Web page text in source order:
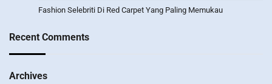
Fashion Selebriti Di Red Carpet Yang Paling Memukau
Recent Comments
Archives